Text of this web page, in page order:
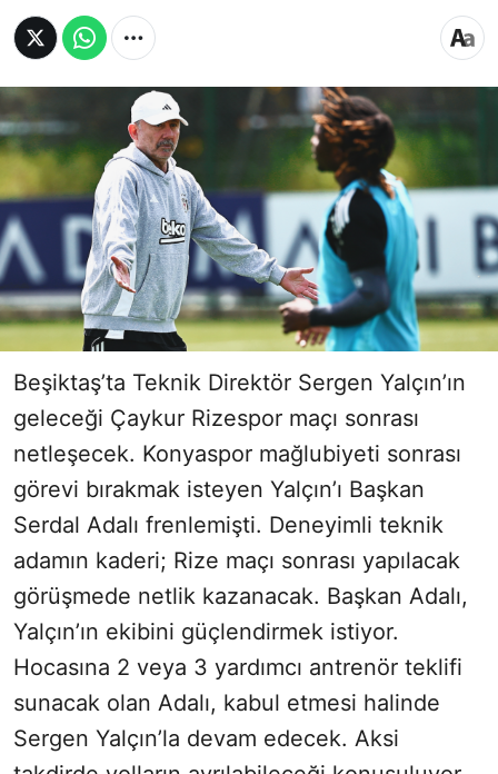
Beşiktaş’ta Teknik Direktör Sergen Yalçın’ın
geleceği Çaykur Rizespor maçı sonrası
netleşecek. Konyaspor mağlubiyeti sonrası
görevi bırakmak isteyen Yalçın’ı Başkan
Serdal Adalı frenlemişti. Deneyimli teknik
adamın kaderi; Rize maçı sonrası yapılacak
görüşmede netlik kazanacak. Başkan Adalı,
Yalçın’ın ekibini güçlendirmek istiyor.
Hocasına 2 veya 3 yardımcı antrenör teklifi
sunacak olan Adalı, kabul etmesi halinde
Sergen Yalçın’la devam edecek. Aksi